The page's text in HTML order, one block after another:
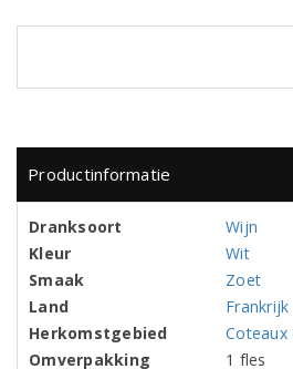
Productinformatie
Dranksoort
Wijn
Kleur
Wit
Smaak
Zoet
Land
Frankrijk
Herkomstgebied
Coteaux
Omverpakking
1 fles